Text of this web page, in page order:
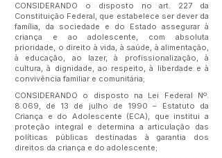
CONSIDERANDO o disposto no art. 227 da
Constituição Federal, que estabelece ser dever da
família, da sociedade e do Estado assegurar à
criança e ao adolescente, com absoluta
prioridade, o direito à vida, à saúde, à alimentação,
à educação, ao lazer, à profissionalização, à
cultura, à dignidade, ao respeito, à liberdade e à
convivência familiar e comunitária;
CONSIDERANDO o disposto na Lei Federal Nº.
8.069, de 13 de julho de 1990 – Estatuto da
Criança e do Adolescente (ECA), que institui a
proteção integral e determina a articulação das
políticas públicas destinadas à garantia dos
direitos da criança e do adolescente;